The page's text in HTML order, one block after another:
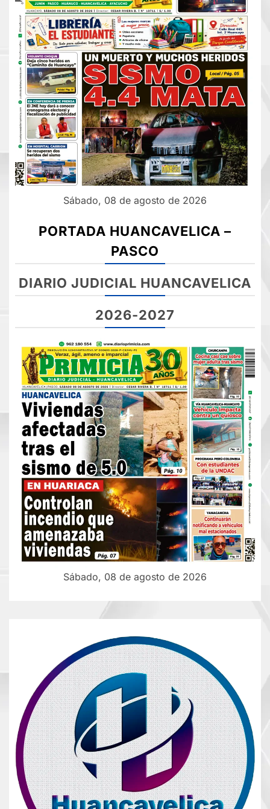
Sábado, 08 de agosto de 2026
PORTADA HUANCAVELICA –
PASCO
DIARIO JUDICIAL HUANCAVELICA
2026-2027
Sábado, 08 de agosto de 2026